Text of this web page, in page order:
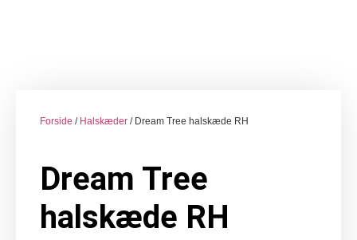
Forside / Halskæder / Dream Tree halskæde RH
Dream Tree
halskæde RH